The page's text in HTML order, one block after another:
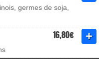
germes de soja,
16,80€